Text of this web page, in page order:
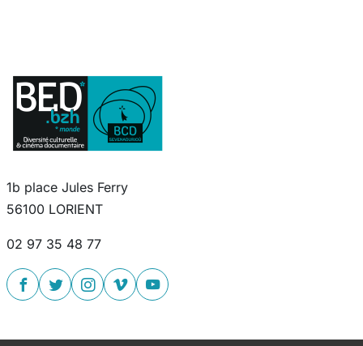
1b place Jules Ferry
56100 LORIENT
02 97 35 48 77